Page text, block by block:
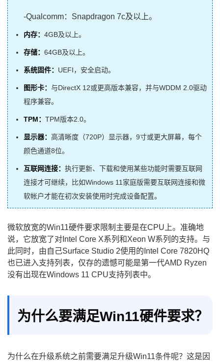
-Qualcomm：Snapdragon 7c及以上。
内存： 4GB及以上。
存储： 64GB及以上。
系统固件： UEFI，安全启动。
图形卡： 与DirectX 12或更高版本兼容，并与WDDM 2.0驱动
程序兼容。
TPM： TPM版本2.0。
显示器： 高清晰度（720P）显示器，9寸或更大屏幕，每个
颜色通道8位。
互联网连接： 执行更新、下载和使用某些功能时需要互联网
连接才可继续，比如Windows 11家庭版需要互联网连接和微
软帐户才能在初次安装使用时完成设备配置。
微软放宽的Win11硬件要求限制主要是在CPU上。准确地
说，它放宽了对Intel Core X系列和Xeon W系列的支持。与
此同时，由自己Surface Studio 2使用的Intel Core 7820HQ
也已进入支持列表，仅存的遗憾可能是第一代AMD Ryzen
没有出现在Windows 11 CPU支持列表中。
为什么要满足Win11硬件要求？
为什么在升级系统之前需要满足升级Win11条件呢？这是因